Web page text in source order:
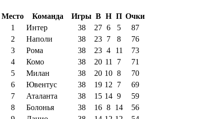
Место Команда Игры В Н П Очки
1
Интер 38 27 6 5
87
2
Наполи 38 23 7 8
76
3
Рома 38 23 4 11
73
4
Комо 38 20 11 7
71
5
Милан 38 20 10 8
70
6
Ювентус 38 19 12 7
69
7
Аталанта 38 15 14 9
59
8
Болонья 38 16 8 14
56